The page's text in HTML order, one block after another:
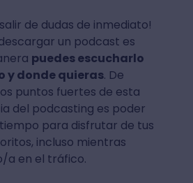
de dudas de inmediato!
un podcast es
puedes escucharlo
y donde quieras. De
puntos fuertes de esta
del podcasting es poder
para disfrutar de tus
incluso mientras
a en el tráfico.